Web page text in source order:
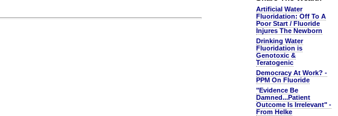
Artificial Water
Fluoridation: Off To A
Poor Start / Fluoride
Injures The Newborn
Drinking Water
Fluoridation is
Genotoxic &
Teratogenic
Democracy At Work? -
PPM On Fluoride
"Evidence Be
Damned...Patient
Outcome Is Irrelevant" -
From Helke